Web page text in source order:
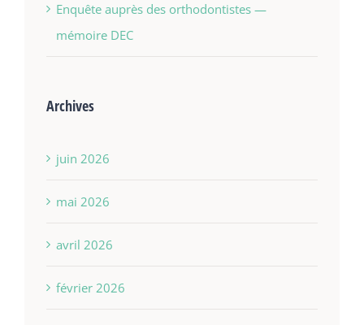
Enquête auprès des orthodontistes —
mémoire DEC
Archives
juin 2026
mai 2026
avril 2026
février 2026